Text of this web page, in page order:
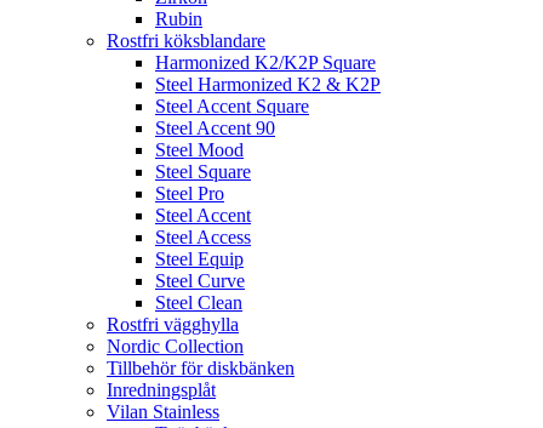
Rubin
Rostfri köksblandare
Harmonized K2/K2P Square
Steel Harmonized K2 & K2P
Steel Accent Square
Steel Accent 90
Steel Mood
Steel Square
Steel Pro
Steel Accent
Steel Access
Steel Equip
Steel Curve
Steel Clean
Rostfri vägghylla
Nordic Collection
Tillbehör för diskbänken
Inredningsplåt
Vilan Stainless